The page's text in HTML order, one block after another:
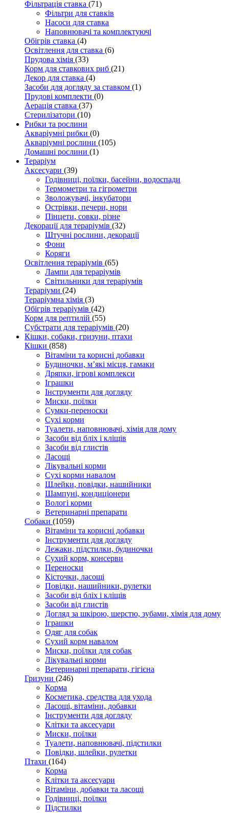
Фільтрація ставка (71)
Фільтри для ставків
Насоси для ставка
Наповнювачі та комплектуючі
Обігрів ставка (4)
Освітлення для ставка (6)
Прудова хімія (33)
Корм для ставкових риб (21)
Декор для ставка (4)
Засоби для догляду за ставком (1)
Прудові комплекти (0)
Аерація ставка (37)
Стерилізатори (10)
Рибки та рослини
Акваріумні рибки (0)
Акваріумні рослини (105)
Домашні рослини (1)
Тераріум
Аксесуари (39)
Годівниці, поїлки, басейни, водоспади
Термометри та гігрометри
Зволожувачі, інкубатори
Острівки, печери, нори
Пінцети, совки, різне
Декорації для тераріумів (32)
Штучні рослини, декорації
Фони
Коряги
Освітлення тераріумів (65)
Лампи для тераріумів
Світильники для тераріумів
Тераріуми (24)
Тераріумна хімія (3)
Обігрів тераріумів (42)
Корм для рептилій (55)
Субстрати для тераріумів (20)
Кішки, собаки, гризуни, птахи
Кішки (858)
Вітаміни та корисні добавки
Будиночки, м’які місця, гамаки
Дряпки, ігрові комплекси
Іграшки
Інструменти для догляду
Миски, поїлки
Сумки-переноски
Сухі корми
Туалети, наповнювачі, хімія для дому
Засоби від бліх і кліщів
Засоби від глистів
Ласощі
Лікувальні корми
Сухі корми навалом
Шлейки, повідки, нашийники
Шампуні, кондиціонери
Вологі корми
Ветеринарні препарати
Собаки (1059)
Вітаміни та корисні добавки
Інструменти для догляду
Лежаки, підстилки, будиночки
Сухий корм, консерви
Переноски
Кісточки, ласощі
Повідки, нашийники, рулетки
Засоби від бліх і кліщів
Засоби від глистів
Догляд за шкірою, шерстю, зубами, хімія для дому
Іграшки
Одяг для собак
Сухий корм навалом
Миски, поїлки для собак
Лікувальні корми
Ветеринарні препарати, гігієна
Гризуни (246)
Корма
Косметика, средства для ухода
Ласощі, вітаміни, добавки
Інструменти для догляду
Клітки та аксесуари
Миски, поїлки
Туалети, наповнювачі, підстилки
Повідки, шлейки, рулетки
Птахи (164)
Корма
Клітки та аксесуари
Вітаміни, добавки та ласощі
Годівниці, поїлки
Підстилки